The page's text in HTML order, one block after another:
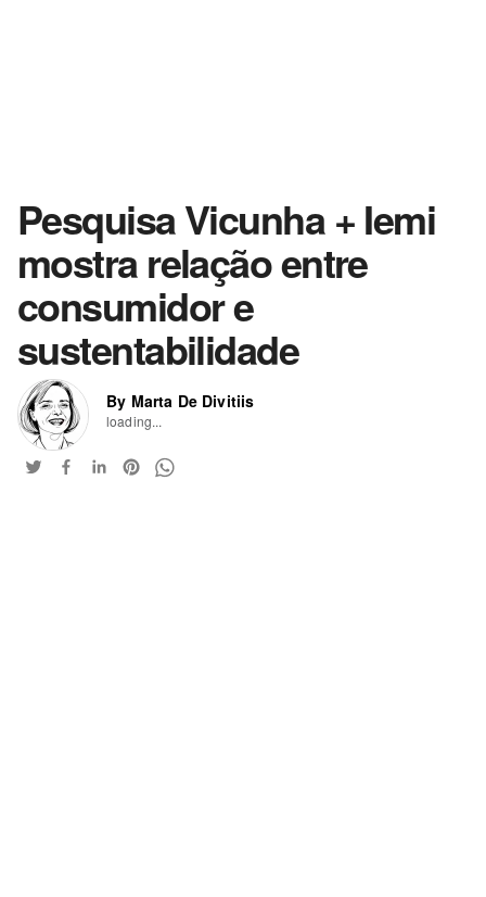
Pesquisa Vicunha + Iemi
mostra relação entre
consumidor e
sustentabilidade
By Marta De Divitiis
loading...